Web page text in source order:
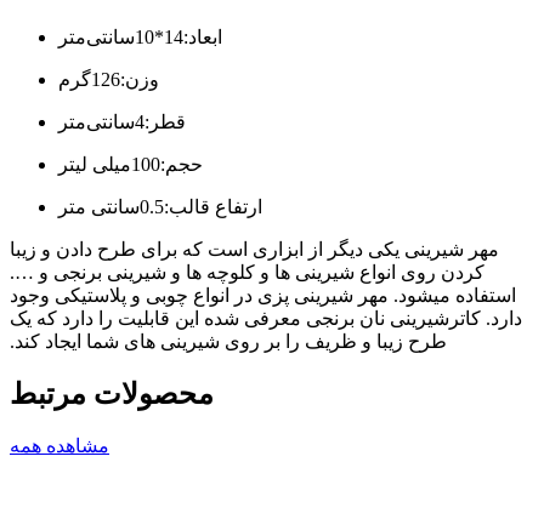
ابعاد:14*10سانتی‌متر
وزن:126گرم
قطر:4سانتی‌متر
حجم:100میلی لیتر
ارتفاع قالب:0.5سانتی متر
مهر شیرینی یکی دیگر از ابزاری است که برای طرح دادن و زیبا
کردن روی انواع شیرینی ها و کلوچه ها و شیرینی برنجی و ….
استفاده میشود. مهر شیرینی پزی در انواع چوبی و پلاستیکی وجود
دارد. کاترشیرینی نان برنجی معرفی شده این قابلیت را دارد که یک
طرح زیبا و ظریف را بر روی شیرینی های شما ایجاد کند.
محصولات مرتبط
مشاهده همه